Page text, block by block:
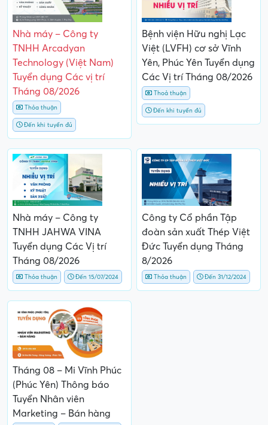
Nhà máy – Công ty
TNHH Arcadyan
Technology (Việt Nam)
Tuyển dụng Các vị trí
Tháng 08/2026
Thỏa thuận
Đến khi tuyển đủ
Bệnh viện Hữu nghị Lạc
Việt (LVFH) cơ sở Vĩnh
Yên, Phúc Yên Tuyển dụng
Các Vị trí Tháng 08/2026
Thoả thuận
Đến khi tuyển đủ
Nhà máy – Công ty
TNHH JAHWA VINA
Tuyển dụng Các Vị trí
Tháng 08/2026
Thỏa thuận Đến 15/07/2024
Công ty Cổ phần Tập
đoàn sản xuất Thép Việt
Đức Tuyển dụng Tháng
8/2026
Thỏa thuận Đến 31/12/2024
Tháng 08 – Mi Vĩnh Phúc
(Phúc Yên) Thông báo
Tuyển Nhân viên
Marketing – Bán hàng